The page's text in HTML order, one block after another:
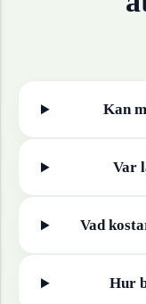
Kan
Var
Vad
Hur